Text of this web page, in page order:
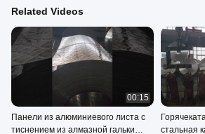
Related Videos
00:15
Панели из алюминиевого листа с
тиснением из алмазной гальки
стальная